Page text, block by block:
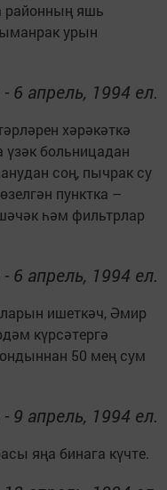
районның яшь
урын
6 апрель, 1994 ел.
хәрәкәткә
больницадан
соң, пычрак су
пунктка –
һәм фильтрлар
6 апрель, 1994 ел.
ишеткәч, Әмир
күрсәтергә
50 мең сум
9 апрель, 1994 ел.
яңа бинага күчте.